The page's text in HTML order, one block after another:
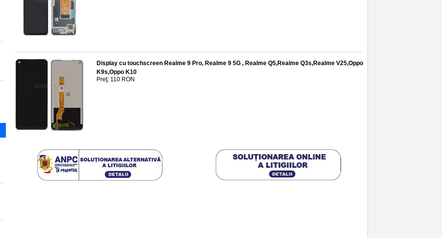
Display cu touchscreen Realme 9 Pro, Realme 9 5G , Realme Q5,Realme Q3s,Realme V25,Oppo
K9s,Oppo K10
Preţ: 110 RON